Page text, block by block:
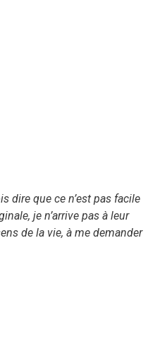
dire que ce n’est pas facile
je n’arrive pas à leur
de la vie, à me demander